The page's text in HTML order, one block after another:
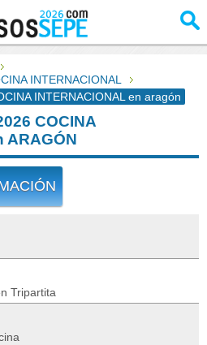
INTERNACIONAL
INTERNACIONAL en aragón
COCINA
ARAGÓN
Tripartita